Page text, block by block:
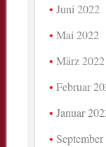
Juni 2022
Mai 2022
März 2022
Februar
Januar
September